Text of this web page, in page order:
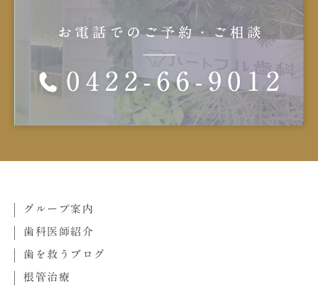
グループ案内
歯科医師紹介
歯を救うブログ
根管治療